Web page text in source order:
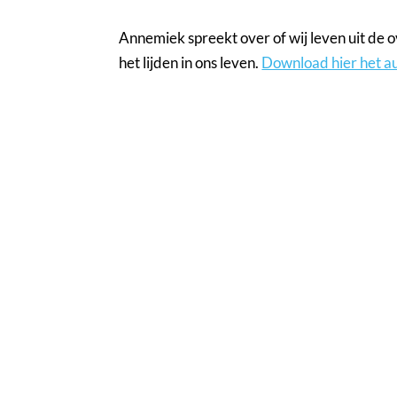
Annemiek spreekt over of wij leven uit de
het lijden in ons leven. Download hier het